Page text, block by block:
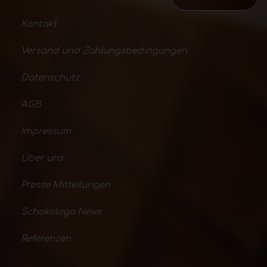
Kontakt
Versand und Zahlungsbedingungen
Datenschutz
AGB
Impressum
Über uns
Presse Mitteilungen
Schokologo News
Referenzen